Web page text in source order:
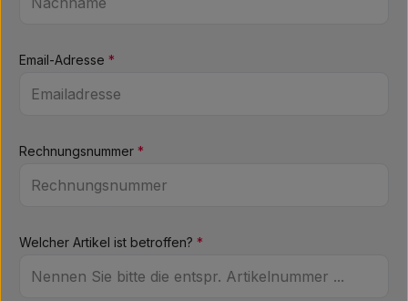
Email-Adresse *
Rechnungsnummer *
Welcher Artikel ist betroffen? *